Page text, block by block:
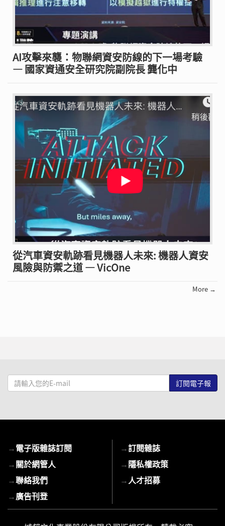
AI攻擊來襲：物聯網資安防線的下一場考驗
— 國家資通安全研究院副院長 龔化中
從汽車資安軌跡看見機器人未來: 機器人資安
風險與防禦之道 — VicOne
More →
請
輸
mail
→電子版雜誌訂閱
→關於網管人
→聯絡我們
→廣告刊登
→訂閱雜誌
→隱私權政策
→ 人才招募